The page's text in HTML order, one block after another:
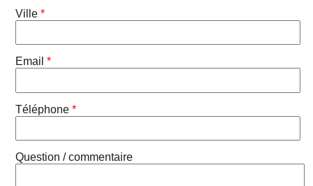
Ville*
Email*
Téléphone*
Question / commentaire